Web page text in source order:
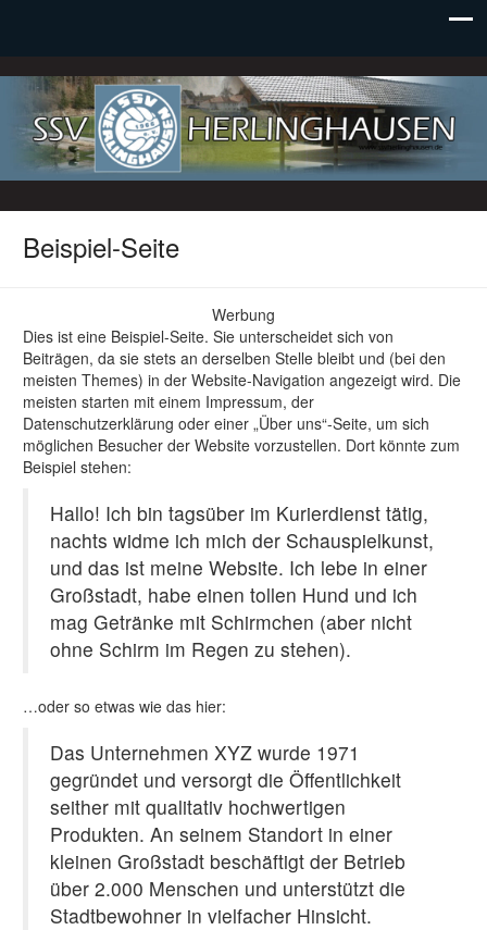
SSV Herlinghausen e. V.
Beispiel-Seite
Werbung
Dies ist eine Beispiel-Seite. Sie unterscheidet sich von
Beiträgen, da sie stets an derselben Stelle bleibt und (bei den
meisten Themes) in der Website-Navigation angezeigt wird. Die
meisten starten mit einem Impressum, der
Datenschutzerklärung oder einer „Über uns“-Seite, um sich
möglichen Besucher der Website vorzustellen. Dort könnte zum
Beispiel stehen:
Hallo! Ich bin tagsüber im Kurierdienst tätig,
nachts widme ich mich der Schauspielkunst,
und das ist meine Website. Ich lebe in einer
Großstadt, habe einen tollen Hund und ich
mag Getränke mit Schirmchen (aber nicht
ohne Schirm im Regen zu stehen).
…oder so etwas wie das hier:
Das Unternehmen XYZ wurde 1971
gegründet und versorgt die Öffentlichkeit
seither mit qualitativ hochwertigen
Produkten. An seinem Standort in einer
kleinen Großstadt beschäftigt der Betrieb
über 2.000 Menschen und unterstützt die
Stadtbewohner in vielfacher Hinsicht.